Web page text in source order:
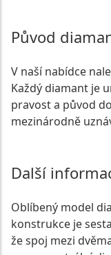
Původ
V naší nabídce
Každý diamant je
pravost a původ
mezinárodně
Další
Oblíbený model
konstrukce je
že spoj mezi